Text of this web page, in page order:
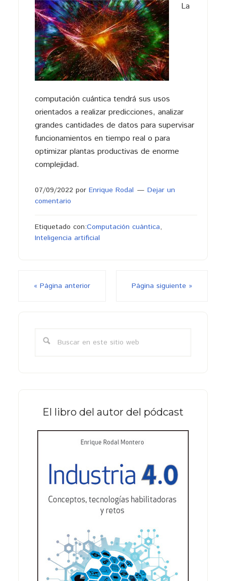
La
computación cuántica tendrá sus usos
orientados a realizar predicciones, analizar
grandes cantidades de datos para supervisar
funcionamientos en tiempo real o para
optimizar plantas productivas de enorme
complejidad.
07/09/2022 por Enrique Rodal
Dejar un
comentario
Etiquetado con:Computación cuántica,
Inteligencia artificial
« Página anterior Página siguiente »
primaria
El libro del autor del pódcast